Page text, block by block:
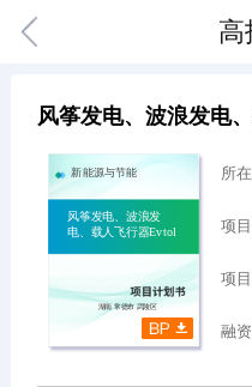
高
风筝发电、波浪发电
新能源与节能
风筝发电、波浪发
电、载人飞行器Evtol
湖南 常德市 武陵区
所
项
项
融